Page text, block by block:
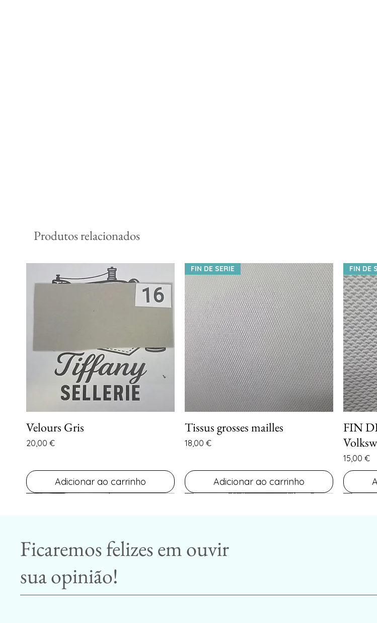
Produtos relacionados
Visualização rápida
Velours Gris
Preço
20,00 €
Adicionar ao carrinho
Visualização rápida
FIN DE SERIE
Tissus grosses mailles
Preço
18,00 €
Adicionar ao carrinho
FIN DE
FIN
Preço
15,00 €
Ficaremos felizes em ouvir
sua opinião!